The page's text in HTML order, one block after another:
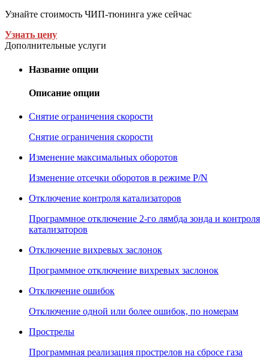
Узнайте стоимость ЧИП-тюнинга уже сейчас
Узнать цену
Дополнительные услуги
Название опции
Описание опции
Снятие ограничения скорости
Снятие ограничения скорости
Изменение максимальных оборотов
Изменение отсечки оборотов в режиме P/N
Отключение контроля катализаторов
Программное отключение 2-го лямбда зонда и контроля
катализаторов
Отключение вихревых заслонок
Программное отключение вихревых заслонок
Отключение ошибок
Отключение одной или более ошибок, по номерам
Прострелы
Программная реализация прострелов на сбросе газа